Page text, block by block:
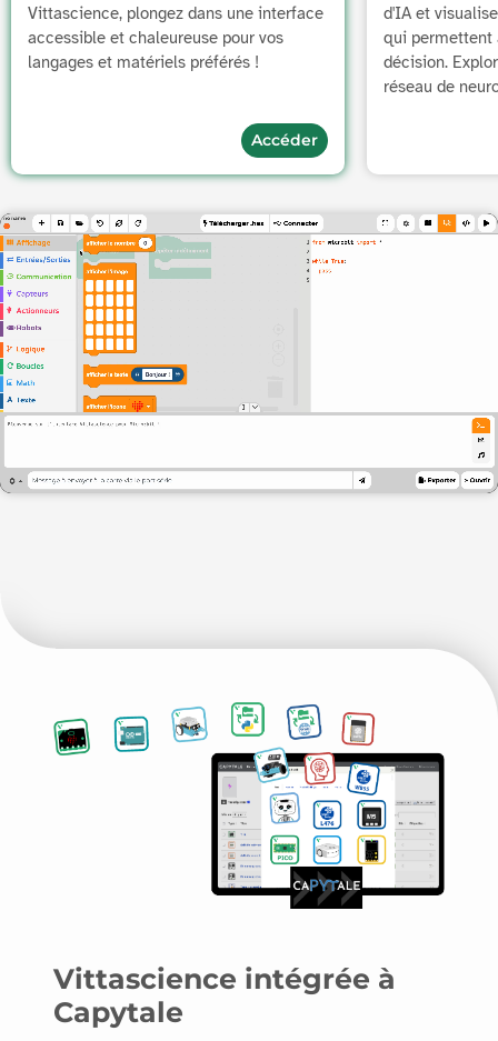
Vittascience, plongez dans une interface
accessible et chaleureuse pour vos
langages et matériels préférés !
Accéder
d'IA et
qui permettent
décision.
réseau de
Vittascience intégrée à
Capytale